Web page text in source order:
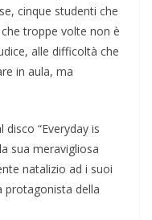
cinque studenti che
troppe volte non è
alle difficoltà che
in aula, ma
disco “Everyday is
sua meravigliosa
natalizio ad i suoi
protagonista della